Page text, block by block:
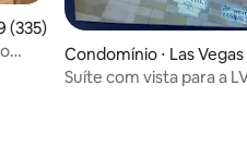
uma avaliação média de 5,
(335)
Condomínio ⋅ Las Vegas
Suíte com vista para a